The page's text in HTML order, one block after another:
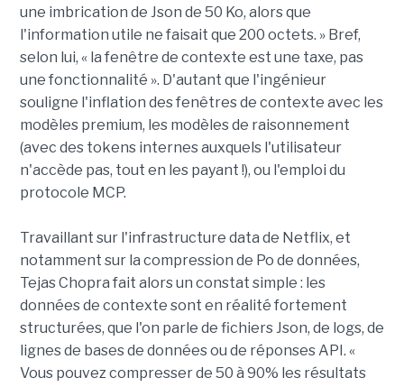
une imbrication de Json de 50 Ko, alors que
l'information utile ne faisait que 200 octets. » Bref,
selon lui, « la fenêtre de contexte est une taxe, pas
une fonctionnalité ». D'autant que l'ingénieur
souligne l'inflation des fenêtres de contexte avec les
modèles premium, les modèles de raisonnement
(avec des tokens internes auxquels l'utilisateur
n'accède pas, tout en les payant !), ou l'emploi du
protocole MCP.
Travaillant sur l'infrastructure data de Netflix, et
notamment sur la compression de Po de données,
Tejas Chopra fait alors un constat simple : les
données de contexte sont en réalité fortement
structurées, que l'on parle de fichiers Json, de logs, de
lignes de bases de données ou de réponses API. «
Vous pouvez compresser de 50 à 90% les résultats